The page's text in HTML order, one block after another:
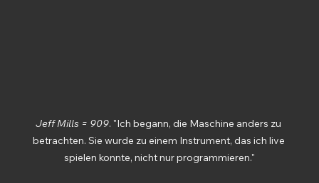
Jeff Mills = 909. "Ich begann, die Maschine anders zu
betrachten. Sie wurde zu einem Instrument, das ich live
spielen konnte, nicht nur programmieren."